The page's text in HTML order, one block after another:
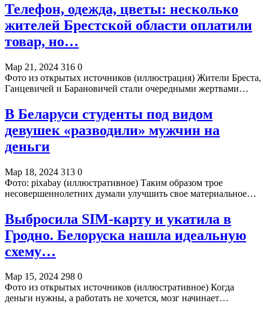
Телефон, одежда, цветы: несколько
жителей Брестской области оплатили
товар, но…
Мар 21, 2024 316 0
Фото из открытых источников (иллюстрация) Жители Бреста,
Ганцевичей и Барановичей стали очередными жертвами…
В Беларуси студенты под видом
девушек «разводили» мужчин на
деньги
Мар 18, 2024 313 0
Фото: pixabay (иллюстративное) Таким образом трое
несовершеннолетних думали улучшить свое материальное…
Выбросила SIM-карту и укатила в
Гродно. Белоруска нашла идеальную
схему…
Мар 15, 2024 298 0
Фото из открытых источников (иллюстративное) Когда
деньги нужны, а работать не хочется, мозг начинает…